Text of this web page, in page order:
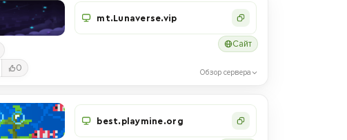
0
mt.Lunaverse.vip
Сайт
Обзор сервера
best.playmine.org